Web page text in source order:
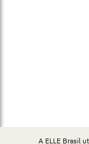
A ELLE Brasil